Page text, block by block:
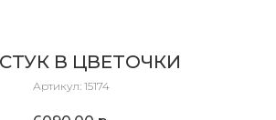
В ЦВЕТОЧКИ
Артикул: 15174